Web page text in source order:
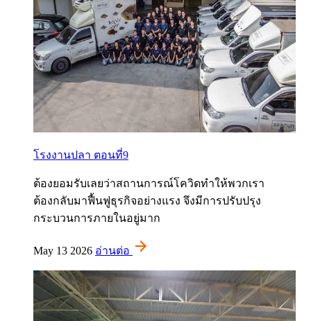
โรงงานปลา ตอนที่9
ต้องยอมรับเลยว่าสถานการณ์โควิดทำให้พวกเรา
ต้องกลับมาฟื้นฟูธุรกิจอย่างแรง จึงมีการปรับปรุง
กระบวนการภายในอยู่มาก
May 13 2026 อ่านต่อ